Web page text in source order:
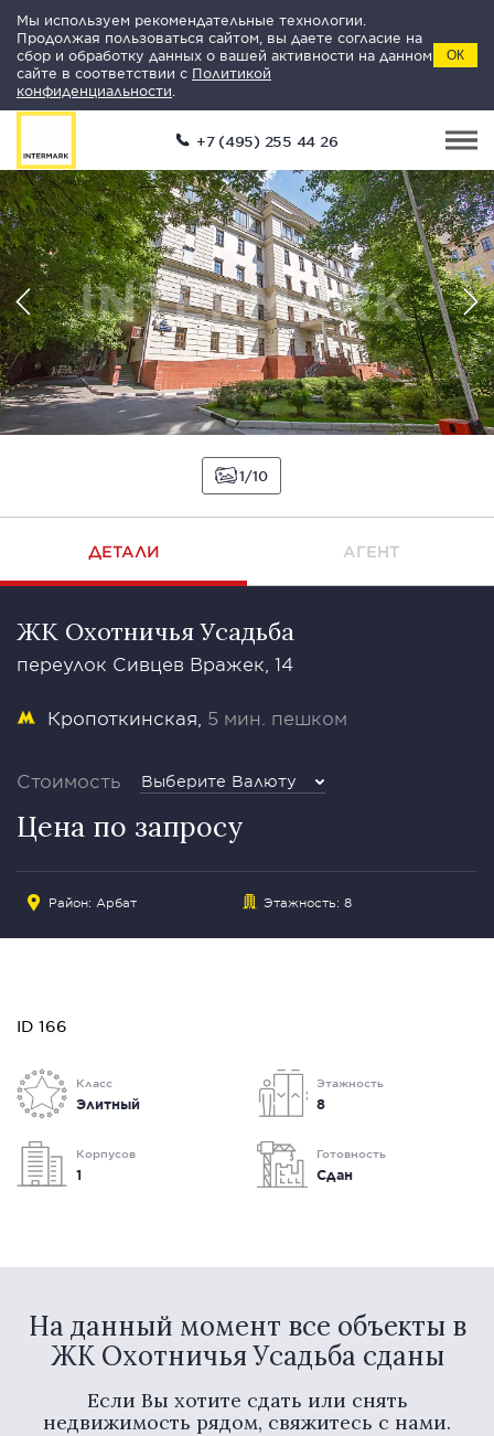
Мы используем рекомендательные технологии.
Продолжая пользоваться сайтом, вы даете согласие на
сбор и обработку данных о вашей активности на данном
сайте в соответствии с Политикой
конфиденциальности
ОК
+7 (495) 255 44 26
1 10
ДЕТАЛИ АГЕНТ
ЖК Охотничья Усадьба
переулок Сивцев Вражек, 14
Кропоткинская 5 мин. пешком
Стоимость Выберите Валюту
Цена по запросу
Район: Арбат Этажность: 8
ID 166
Класс
Элитный
Этажность
8
Корпусов
1
Готовность
Сдан
На данный момент все объекты в
ЖК Охотничья Усадьба сданы
Если Вы хотите сдать или снять
недвижимость рядом, свяжитесь с нами.